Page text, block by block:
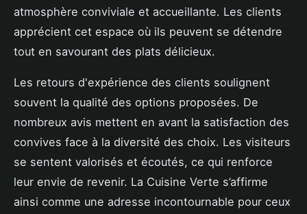
atmosphère conviviale et accueillante. Les clients
apprécient cet espace où ils peuvent se détendre
tout en savourant des plats délicieux.
Les retours d'expérience des clients soulignent
souvent la qualité des options proposées. De
nombreux avis mettent en avant la satisfaction des
convives face à la diversité des choix. Les visiteurs
se sentent valorisés et écoutés, ce qui renforce
leur envie de revenir. La Cuisine Verte s’affirme
ainsi comme une adresse incontournable pour ceux